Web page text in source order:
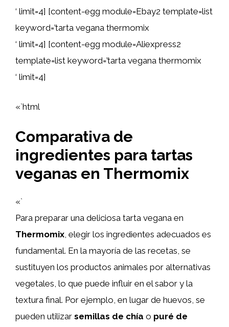
‘ limit=4] [content-egg module=Ebay2 template=list
keyword=’tarta vegana thermomix
‘ limit=4] [content-egg module=Aliexpress2
template=list keyword=’tarta vegana thermomix
‘ limit=4]
«`html
Comparativa de
ingredientes para tartas
veganas en Thermomix
«`
Para preparar una deliciosa tarta vegana en
Thermomix, elegir los ingredientes adecuados es
fundamental. En la mayoría de las recetas, se
sustituyen los productos animales por alternativas
vegetales, lo que puede influir en el sabor y la
textura final. Por ejemplo, en lugar de huevos, se
pueden utilizar semillas de chía o puré de